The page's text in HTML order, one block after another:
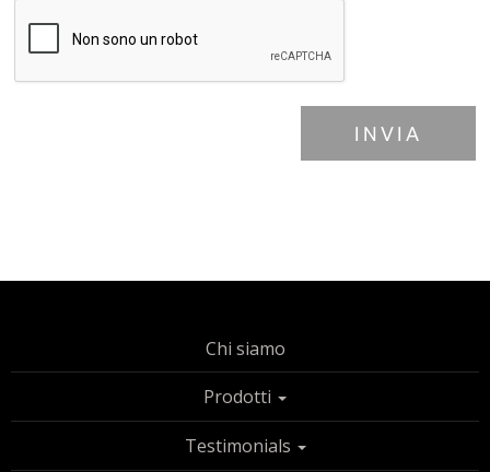
INVIA
Chi siamo
Prodotti
Testimonials